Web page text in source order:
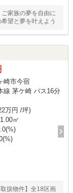
家族の夢を自由に
望と夢を叶えよう
崎市今宿
線 茅ケ崎 バス16分
万円 /坪)
㎡
扱物件】全18区画